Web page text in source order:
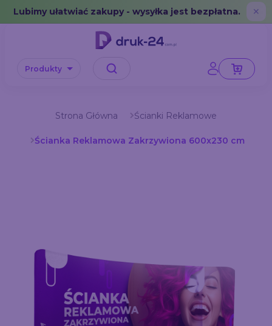
Error: No data in cache or invalid format
Lubimy ułatwiać zakupy - wysyłka jest bezpłatna. ✕
Produkty
Strona Główna Ścianki Reklamowe
Ścianka Reklamowa Zakrzywiona 600x230 cm